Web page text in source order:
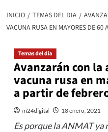
INICIO TEMAS DEL DIA
VACUNA RUSA EN MAYORES DE 60
Temas del dia
Avanzarán con
vacuna rusa en
a partir de
m24digital 18 enero, 2021
Es porque la ANMAT